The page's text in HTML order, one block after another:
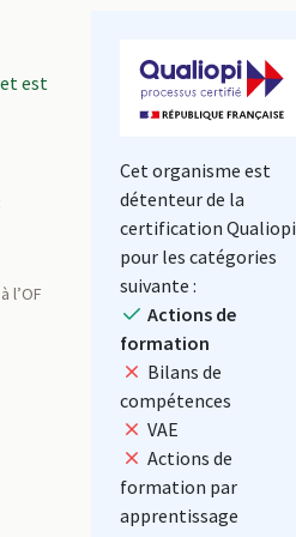
est
l’OF
Cet organisme est
détenteur de la
certification Qualiopi
pour les catégories
suivante :
Actions de
formation
Bilans de
compétences
VAE
Actions de
formation par
apprentissage